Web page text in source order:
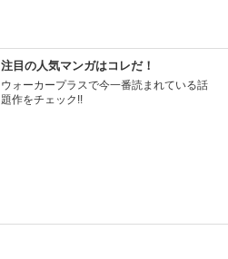
注目の人気マンガはコレだ！
ウォーカープラスで今一番読まれている話
題作をチェック!!